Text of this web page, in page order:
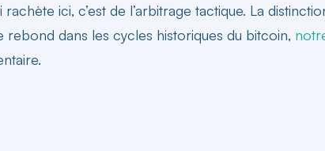
ici, c’est de l’arbitrage tactique. La
dans les cycles historiques du bitcoin,